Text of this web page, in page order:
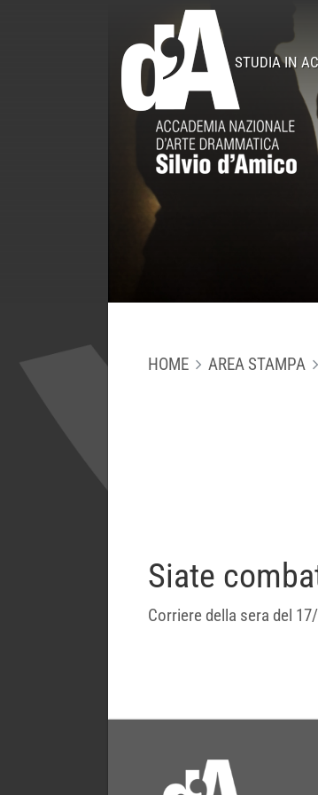
STUDIA IN
HOME AREA STAMPA
Siate
Corriere della sera del